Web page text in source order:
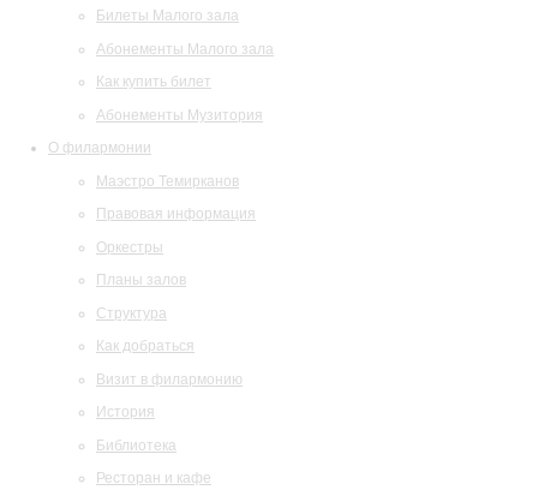
Билеты Малого зала
Абонементы Малого зала
Как купить билет
Абонементы Музитория
О филармонии
Маэстро Темирканов
Правовая информация
Оркестры
Планы залов
Структура
Как добраться
Визит в филармонию
История
Библиотека
Ресторан и кафе